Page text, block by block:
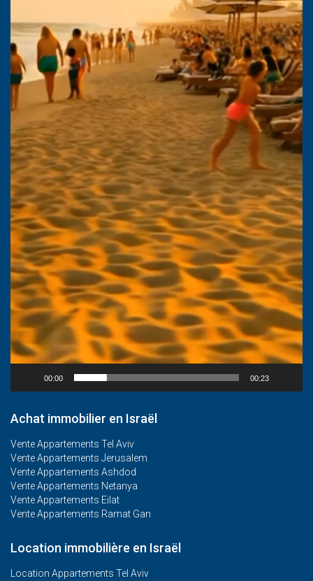
00:00 00:23
Achat immobilier en Israël
Vente Appartements Tel Aviv
Vente Appartements Jerusalem
Vente Appartements Ashdod
Vente Appartements Netanya
Vente Appartements Eilat
Vente Appartements Ramat Gan
Location immobilière en Israël
Location Appartements Tel Aviv